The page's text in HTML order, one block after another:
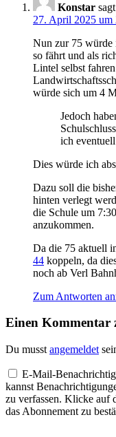
Konstar
27. April 2025 um
Nun zur 75 würde
so fährt und als
Lintel selbst
würde sich um 4
Jedoch
ich
Dies würde ich
Dazu soll die
hinten verlegt
die Schule um
anzukommen.
Da die 75 aktuell
44 koppeln, da
noch ab Verl
Zum Antworten
Einen Kommentar
Du musst angemeldet
E-Mail-
kannst
zu verfassen. Klicke auf
das Abonnement zu